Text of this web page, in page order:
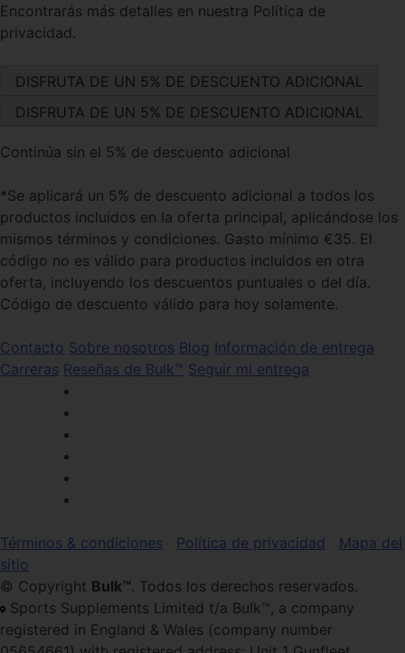
Encontrarás más detalles en nuestra Política de
privacidad.
Continúa sin el 5% de descuento adicional
*Se aplicará un 5% de descuento adicional a todos los
productos incluidos en la oferta principal, aplicándose los
mismos términos y condiciones. Gasto mínimo €35. El
código no es válido para productos incluidos en otra
oferta, incluyendo los descuentos puntuales o del día.
Código de descuento válido para hoy solamente.
Contacto Sobre nosotros Blog Información de entrega
Carreras Reseñas de Bulk™ Seguir mi entrega
Términos & condiciones Política de privacidad
Mapa del
sitio
© Copyright Bulk™. Todos los derechos reservados.
Sports Supplements Limited t/a Bulk™, a company
registered in England & Wales (company number